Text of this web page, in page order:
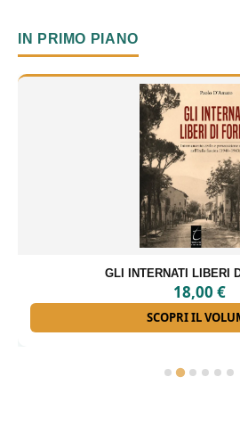
IN PRIMO PIANO
GLI INTERNATI LIBERI
18,00 €
SCOPRI IL